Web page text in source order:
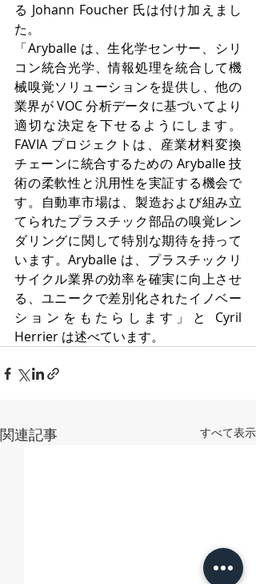
る Johann Foucher 氏は付け加えまし
た。
「Aryballe は、生化学センサー、シリ
コン統合光学、情報処理を統合して機
械嗅覚ソリューションを提供し、他の
業界が VOC 分析データに基づいてより
適切な決定を下せるようにします。
FAVIA プロジェクトは、産業材料変換
チェーンに統合するための Aryballe 技
術の柔軟性と汎用性を実証する機会で
す。自動車市場は、製造および組み立
てられたプラスチック部品の嗅覚レン
ダリングに関して特別な期待を持って
います。Aryballe は、プラスチックリ
サイクル業界の効率を確実に向上させ
る、ユニークで差別化されたイノベー
ションをもたらします」と Cyril
Herrier は述べています。
関連記事 すべて表示